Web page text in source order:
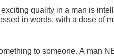
quality in a man is
in words, with a dose of
to someone. A man